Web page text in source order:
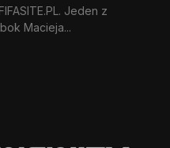
Jeden z
Macieja...